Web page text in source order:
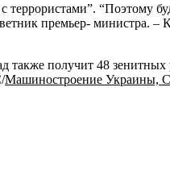
“Поэтому
премьер- министра. –
также получит 48
Машиностроение Украины,